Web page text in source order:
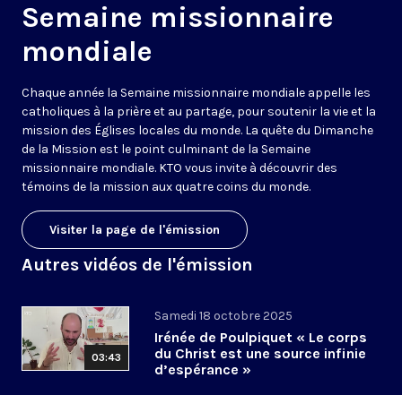
Semaine missionnaire
mondiale
Chaque année la Semaine missionnaire mondiale appelle les
catholiques à la prière et au partage, pour soutenir la vie et la
mission des Églises locales du monde. La quête du Dimanche
de la Mission est le point culminant de la Semaine
missionnaire mondiale. KTO vous invite à découvrir des
témoins de la mission aux quatre coins du monde.
Visiter la page de l'émission
Autres vidéos de l'émission
03:43
Samedi 18 octobre 2025
Irénée de Poulpiquet « Le corps
du Christ est une source infinie
d’espérance »